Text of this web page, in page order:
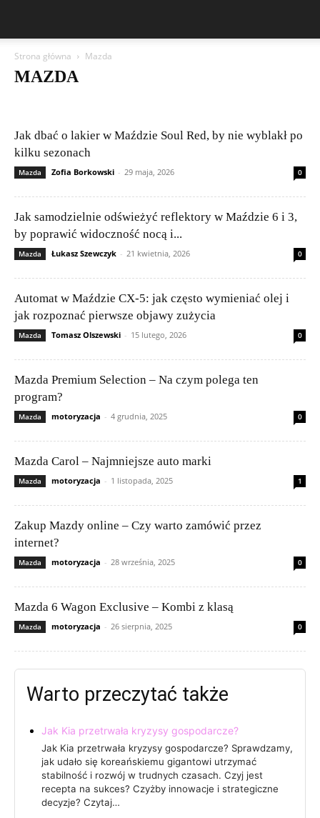
Strona główna Mazda
MAZDA
Ford
Geely Honda Hyundai Jeep Kia
Lamborghini
Lexus
Maserati
Suzuki
Tesla Toyota Volkswagen (VW)
Jak dbać o lakier w Maździe Soul Red, by nie wyblakł po
kilku sezonach
Mazda Zofia Borkowski - 29 maja, 2026 0
Jak samodzielnie odświeżyć reflektory w Maździe 6 i 3,
by poprawić widoczność nocą i...
Mazda Łukasz Szewczyk - 21 kwietnia, 2026 0
Automat w Maździe CX-5: jak często wymieniać olej i
jak rozpoznać pierwsze objawy zużycia
Mazda Tomasz Olszewski - 15 lutego, 2026 0
Mazda Premium Selection – Na czym polega ten
program?
Mazda motoryzacja - 4 grudnia, 2025 0
Mazda Carol – Najmniejsze auto marki
Mazda motoryzacja - 1 listopada, 2025 1
Zakup Mazdy online – Czy warto zamówić przez
internet?
Mazda motoryzacja - 28 września, 2025 0
Mazda 6 Wagon Exclusive – Kombi z klasą
Mazda motoryzacja - 26 sierpnia, 2025 0
Warto przeczytać także
Jak Kia przetrwała kryzysy gospodarcze?
Jak Kia przetrwała kryzysy gospodarcze? Sprawdzamy,
jak udało się koreańskiemu gigantowi utrzymać
stabilność i rozwój w trudnych czasach. Czyj jest
recepta na sukces? Czyżby innowacje i strategiczne
decyzje? Czytaj…